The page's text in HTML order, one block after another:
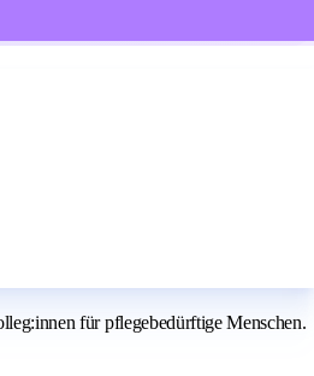
für pflegebedürftige Menschen.